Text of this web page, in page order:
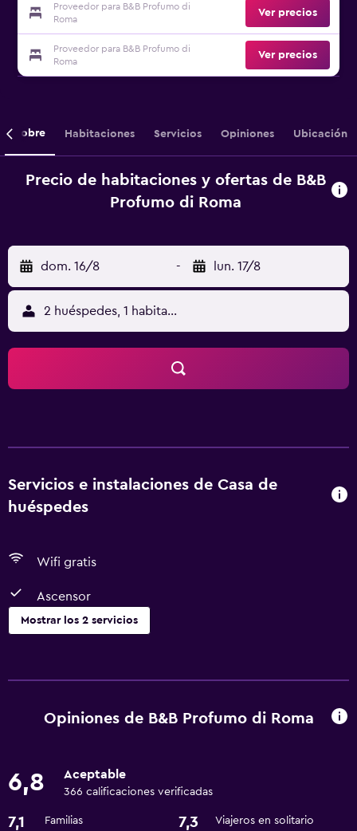
Proveedor para B&B Profumo di
Roma
Ver precios
Proveedor para B&B Profumo di
Roma
Ver precios
Sobre Habitaciones Servicios Opiniones Ubicación
Precio de habitaciones y ofertas de B&B
Profumo di Roma
dom. 16/8 - lun. 17/8
2 huéspedes, 1 habitación
Servicios e instalaciones de Casa de
huéspedes
Wifi gratis
Ascensor
Mostrar los 2 servicios
Ascensor
Servicios básicos
Opiniones de B&B Profumo di Roma
6,8 Aceptable
366 calificaciones verificadas
7,1 Familias 7,3 Viajeros en solitario